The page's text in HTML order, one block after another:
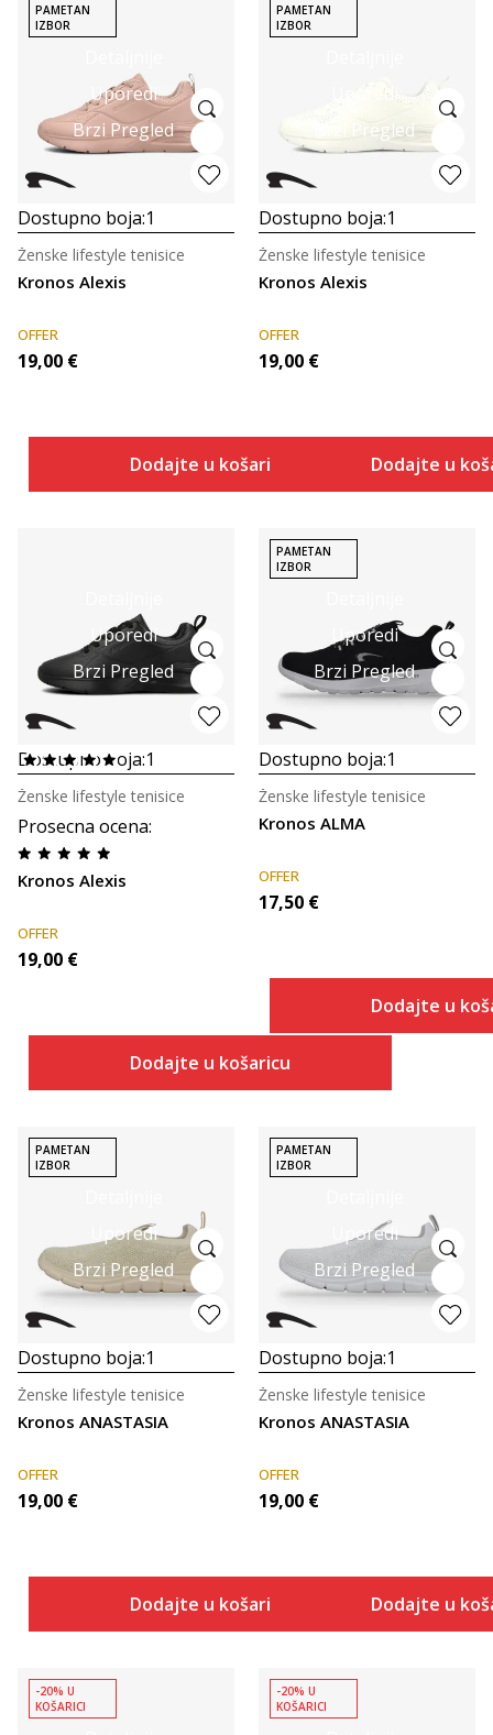
Uporedi
Brzi Pregled
PAMETAN
IZBOR
Dostupno boja:1
Kronos Alexis
Ženske lifestyle tenisice
OFFER
19,00 €
Dodajte u košaricu
Uporedi
Brzi Pregled
PAMETAN
IZBOR
Dostupno boja:1
Kronos Alexis
Ženske lifestyle tenisice
OFFER
19,00 €
Dodajte u
Uporedi
Brzi Pregled
Dostupno boja:1
Prosecna ocena:
Kronos Alexis
Ženske lifestyle tenisice
OFFER
19,00 €
Dodajte u košaricu
Uporedi
Brzi Pregled
PAMETAN
IZBOR
Dostupno boja:1
Kronos ALMA
Ženske lifestyle tenisice
OFFER
17,50 €
Dodajte u
Uporedi
Brzi Pregled
PAMETAN
IZBOR
Dostupno boja:1
Kronos ANASTASIA
Ženske lifestyle tenisice
OFFER
19,00 €
Dodajte u košaricu
Uporedi
Brzi Pregled
PAMETAN
IZBOR
Dostupno boja:1
Kronos ANASTASIA
Ženske lifestyle tenisice
OFFER
19,00 €
Dodajte u
-20% U
KOŠARICI
-20% U
KOŠARICI